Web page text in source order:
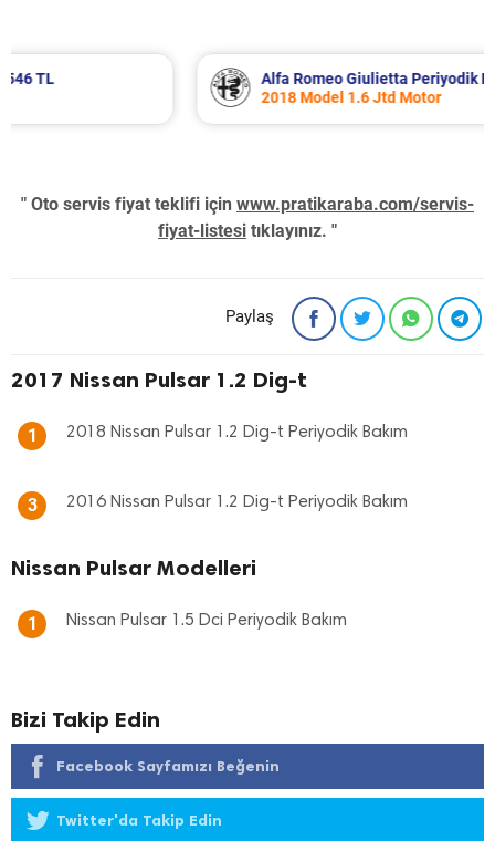
Alfa Romeo Giulietta Periyodik Bakım 8.340 TL
2018 Model 1.6 Jtd Motor
" Oto servis fiyat teklifi için www.pratikaraba.com/servis-
fiyat-listesi tıklayınız. "
Paylaş
2017 Nissan Pulsar 1.2 Dig-t
1 2018 Nissan Pulsar 1.2 Dig-t Periyodik Bakım
3 2016 Nissan Pulsar 1.2 Dig-t Periyodik Bakım
Nissan Pulsar Modelleri
1 Nissan Pulsar 1.5 Dci Periyodik Bakım
Bizi Takip Edin
Facebook Sayfamızı Beğenin
Twitter'da Takip Edin